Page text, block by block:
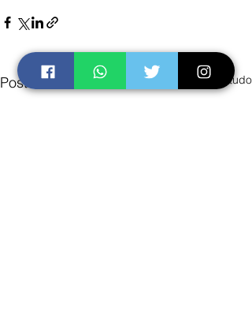
Posts recentes Ver tudo